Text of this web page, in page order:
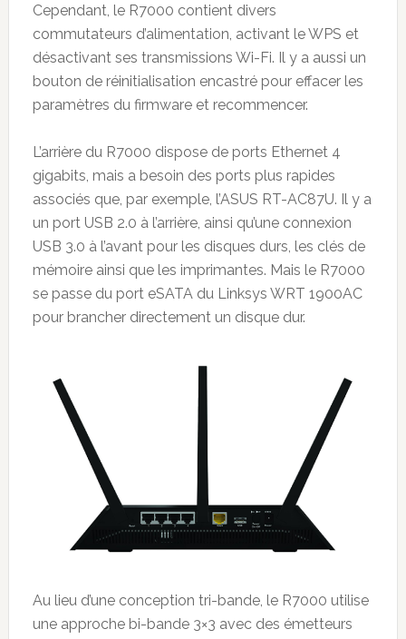
Cependant, le R7000 contient divers
commutateurs d’alimentation, activant le WPS et
désactivant ses transmissions Wi-Fi. Il y a aussi un
bouton de réinitialisation encastré pour effacer les
paramètres du firmware et recommencer.
L’arrière du R7000 dispose de ports Ethernet 4
gigabits, mais a besoin des ports plus rapides
associés que, par exemple, l’ASUS RT-AC87U. Il y a
un port USB 2.0 à l’arrière, ainsi qu’une connexion
USB 3.0 à l’avant pour les disques durs, les clés de
mémoire ainsi que les imprimantes. Mais le R7000
se passe du port eSATA du Linksys WRT 1900AC
pour brancher directement un disque dur.
Au lieu d’une conception tri-bande, le R7000 utilise
une approche bi-bande 3×3 avec des émetteurs